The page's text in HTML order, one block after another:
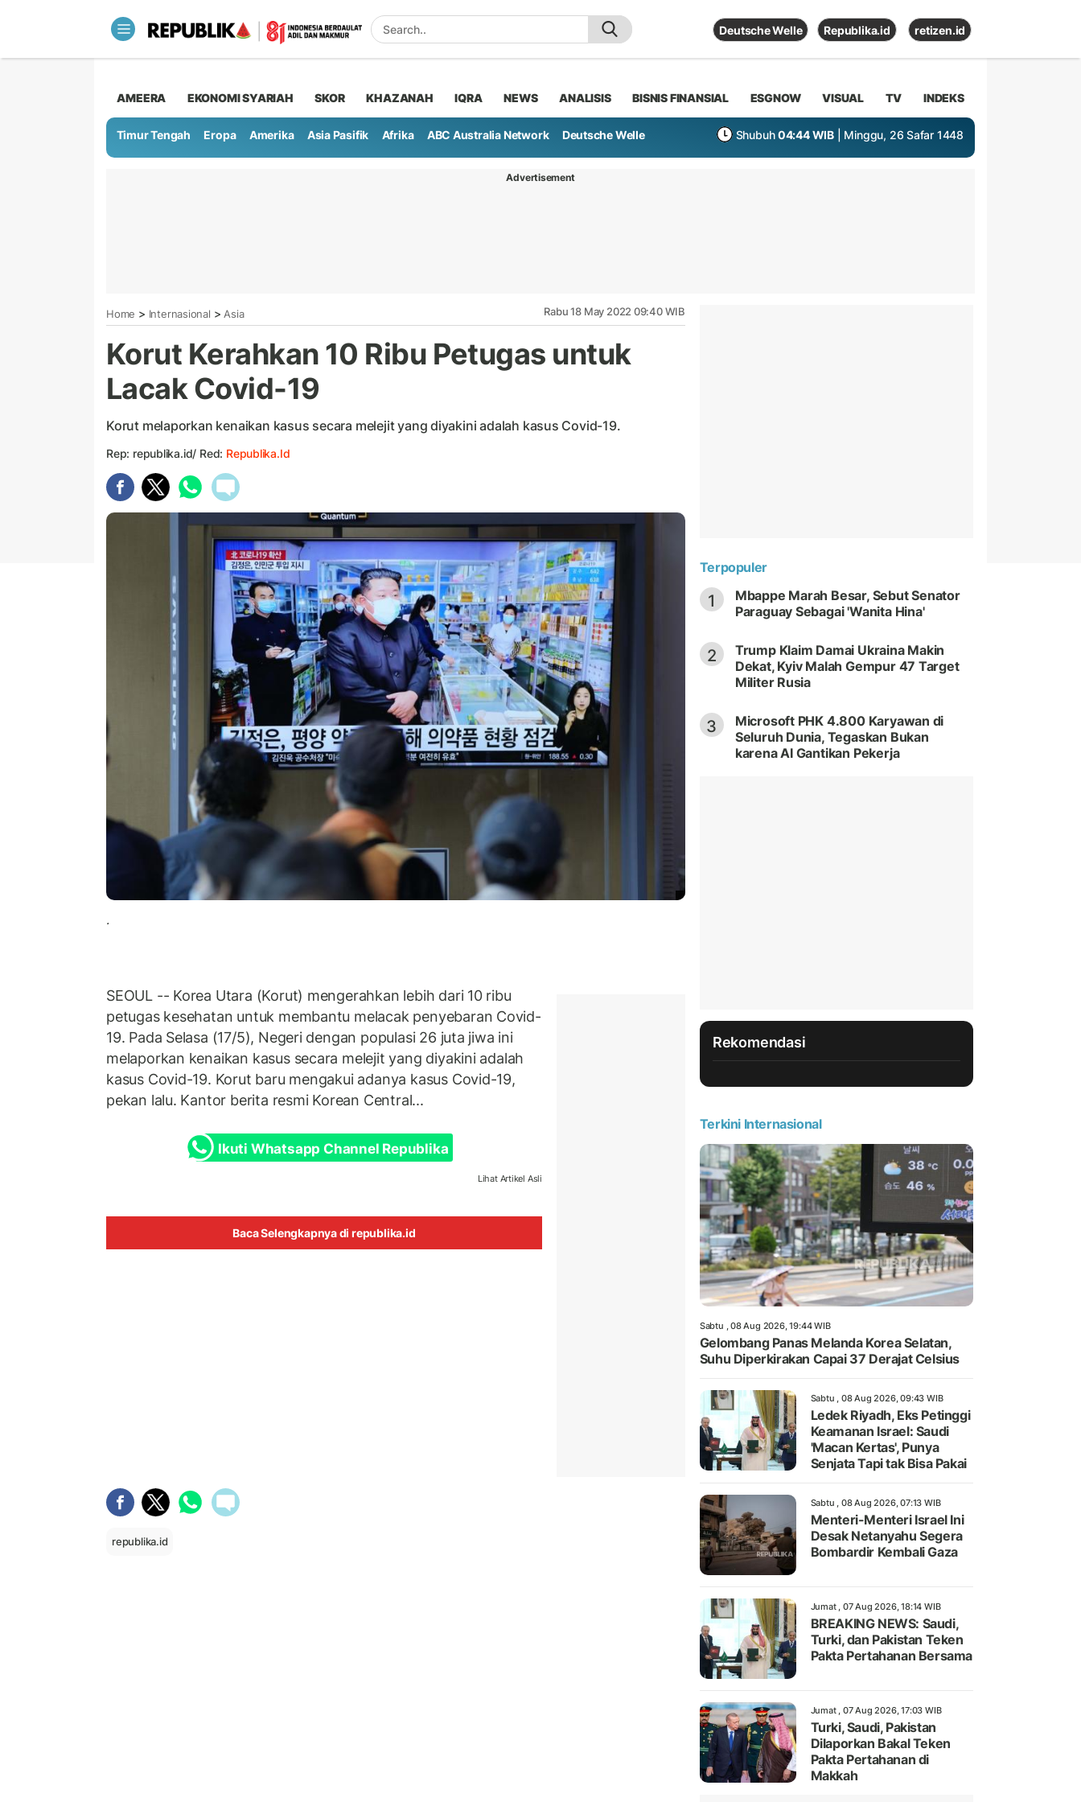
Deutsche Welle Republika.id retizen.id
AMEERA EKONOMI SYARIAH SKOR KHAZANAH IQRA NEWS ANALISIS BISNIS FINANSIAL ESGNOW VISUAL TV INDEKS
Timur Tengah Eropa Amerika Asia Pasifik Afrika ABC Australia Network Deutsche Welle Shubuh 04:44 WIB | Minggu, 26 Safar 1448
Advertisement
Home > Internasional > Asia Rabu 18 May 2022 09:40 WIB
Korut Kerahkan 10 Ribu Petugas untuk
Lacak Covid-19
Korut melaporkan kenaikan kasus secara melejit yang diyakini adalah kasus Covid-19.
Rep: republika.id/ Red: Republika.id
.
SEOUL -- Korea Utara (Korut) mengerahkan lebih dari 10 ribu
petugas kesehatan untuk membantu melacak penyebaran Covid-
19. Pada Selasa (17/5), Negeri dengan populasi 26 juta jiwa ini
melaporkan kenaikan kasus secara melejit yang diyakini adalah
kasus Covid-19. Korut baru mengakui adanya kasus Covid-19,
pekan lalu. Kantor berita resmi Korean Central...
Ikuti Whatsapp Channel Republika
Lihat Artikel Asli
Baca Selengkapnya di republika.id
republika.id
Terpopuler
1
Mbappe Marah Besar, Sebut Senator
Paraguay Sebagai 'Wanita Hina'
2
Trump Klaim Damai Ukraina Makin
Dekat, Kyiv Malah Gempur 47 Target
Militer Rusia
3
Microsoft PHK 4.800 Karyawan di
Seluruh Dunia, Tegaskan Bukan
karena AI Gantikan Pekerja
Rekomendasi
Terkini Internasional
Sabtu , 08 Aug 2026, 19:44 WIB
Gelombang Panas Melanda Korea Selatan,
Suhu Diperkirakan Capai 37 Derajat Celsius
Sabtu , 08 Aug 2026, 09:43 WIB
Ledek Riyadh, Eks Petinggi
Keamanan Israel: Saudi
'Macan Kertas', Punya
Senjata Tapi tak Bisa Pakai
Sabtu , 08 Aug 2026, 07:13 WIB
Menteri-Menteri Israel Ini
Desak Netanyahu Segera
Bombardir Kembali Gaza
Jumat , 07 Aug 2026, 18:14 WIB
BREAKING NEWS: Saudi,
Turki, dan Pakistan Teken
Pakta Pertahanan Bersama
Jumat , 07 Aug 2026, 17:03 WIB
Turki, Saudi, Pakistan
Dilaporkan Bakal Teken
Pakta Pertahanan di
Makkah